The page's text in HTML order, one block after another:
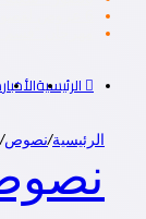
الرئيسيةالأخبار
الرئيسية/نصوص/